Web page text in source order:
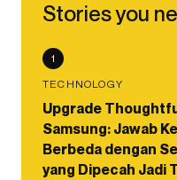
Stories you
1
TECHNOLOGY
Upgrade
Samsung: Jawab
Berbeda dengan
yang Dipecah Jadi